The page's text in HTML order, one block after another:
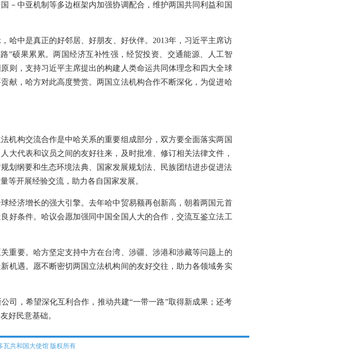
－中亚机制等多边框架内加强协调配合，维护两国共同利益和国
哈中是真正的好邻居、好朋友、好伙伴。2013年，习近平主席访
”硕果累累。两国经济互补性强，经贸投资、交通能源、人工智
则，支持习近平主席提出的构建人类命运共同体理念和四大全球
献，哈方对此高度赞赏。两国立法机构合作不断深化，为促进哈
机构交流合作是中哈关系的重要组成部分，双方要全面落实两国
大代表和议员之间的友好往来，及时批准、修订相关法律文件，
划纲要和生态环境法典、国家发展规划法、民族团结进步促进法
等开展经验交流，助力各自国家发展。
经济增长的强大引擎。去年哈中贸易额再创新高，朝着两国元首
好条件。哈议会愿加强同中国全国人大的合作，交流互鉴立法工
重要。哈方坚定支持中方在台湾、涉疆、涉港和涉藏等问题上的
机遇。愿不断密切两国立法机构间的友好交往，助力各领域务实
司，希望深化互利合作，推动共建“一带一路”取得新成果；还考
好民意基础。
瓦共和国大使馆 版权所有